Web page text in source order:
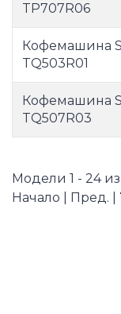
TP707R06
Кофемашина
TQ503R01
Кофемашина
TQ507R03
Модели 1 - 24
Начало | Пред. | 1